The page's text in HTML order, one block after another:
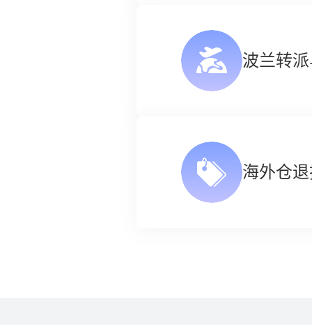
波兰转
海外仓